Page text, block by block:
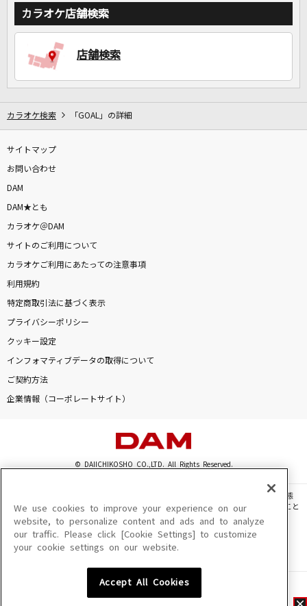
カラオケ店舗検索
店舗検索
カラオケ検索 「GOAL」の詳細
サイトマップ
お問い合わせ
DAM
DAM★とも
カラオケ＠DAM
サイトのご利用について
カラオケご利用にあたっての注意事項
利用規約
特定商取引法に基づく表示
プライバシーポリシー
クッキー設定
インフォマティブデータの取得について
ご契約方法
企業情報（コーポレートサイト）
© DAIICHIKOSHO CO.,LTD. All Rights Reserved.
このサイトに掲載されている一切の文章・画像・写真・動画・音声等を、手段や形態
を問わず、著作権法の定める範囲を超えて無断で複製、転載、ファイル化などすること
を禁じます。
楽曲及びコンテンツは、機種によりご利用いただけない場合があります。
楽曲及びコンテンツの配信日、配信内容が変更になる場合があります。
We use cookies to improve your experience on our
website, to personalize content and ads and to analyze
our traffic. Please click [Cookie Settings] to customize
your cookie settings on our website.
Accept All Cookies